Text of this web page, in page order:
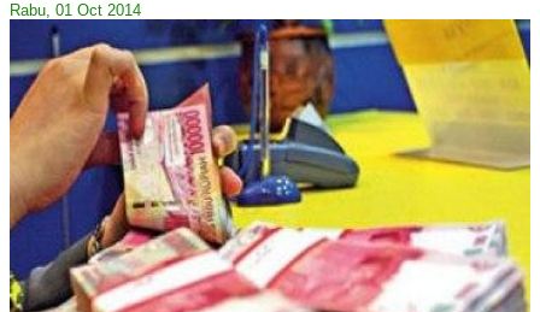
Rabu, 01 Oct 2014